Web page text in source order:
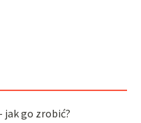
jak go zrobić?